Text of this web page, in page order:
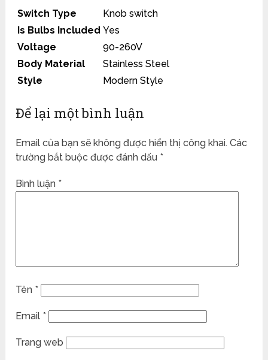
Switch Type
Knob switch
Is Bulbs Included Yes
Voltage
90-260V
Body Material
Stainless Steel
Style
Modern Style
Để lại một bình luận
Email của bạn sẽ không được hiển thị công khai. Các
trường bắt buộc được đánh dấu *
Bình luận *
Tên *
Email *
Trang web